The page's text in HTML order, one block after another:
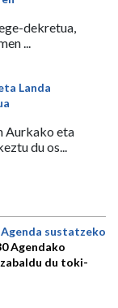
dekretua,
...
Landa
Aurkako eta
du os...
sustatzeko
Agendako
du toki-